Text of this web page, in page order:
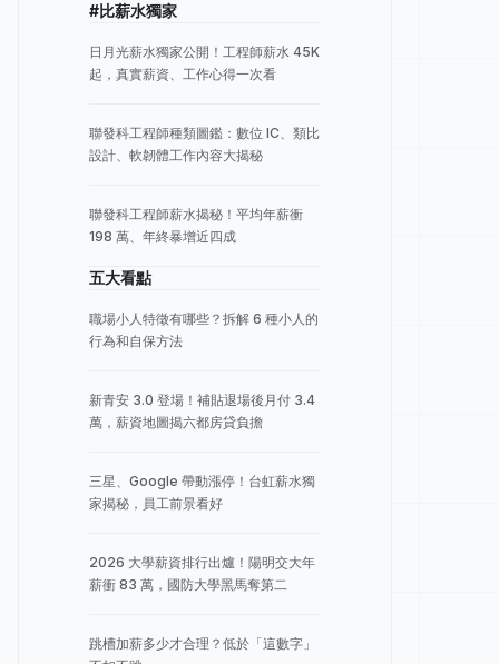
#比薪水獨家
日月光薪水獨家公開！工程師薪水 45K
起，真實薪資、工作心得一次看
聯發科工程師種類圖鑑：數位 IC、類比
設計、軟韌體工作內容大揭秘
聯發科工程師薪水揭秘！平均年薪衝
198 萬、年終暴增近四成
五大看點
職場小人特徵有哪些？拆解 6 種小人的
行為和自保方法
新青安 3.0 登場！補貼退場後月付 3.4
萬，薪資地圖揭六都房貸負擔
三星、Google 帶動漲停！台虹薪水獨
家揭秘，員工前景看好
2026 大學薪資排行出爐！陽明交大年
薪衝 83 萬，國防大學黑馬奪第二
跳槽加薪多少才合理？低於「這數字」